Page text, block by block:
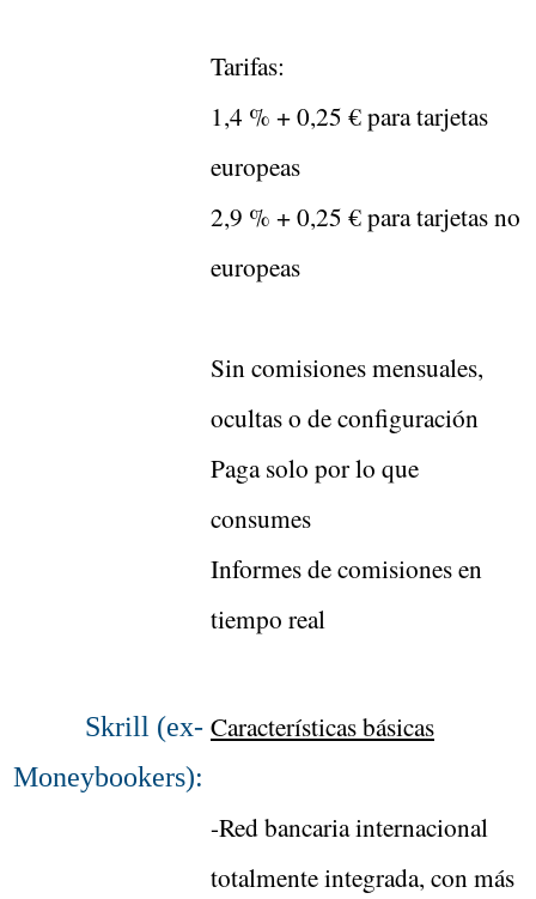
Tarifas:
1,4 % + 0,25 € para tarjetas
europeas
2,9 % + 0,25 € para tarjetas no
europeas
Sin comisiones mensuales,
ocultas o de configuración
Paga solo por lo que
consumes
Informes de comisiones en
tiempo real
Skrill (ex-
Moneybookers):
Características básicas
-Red bancaria internacional
totalmente integrada, con más